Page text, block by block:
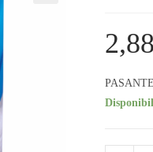
2,88